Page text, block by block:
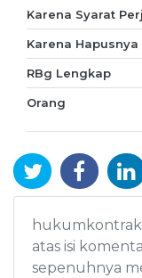
Karena Syarat
Karena
RBg Lengkap
Orang
atas isi
sepenuhnya